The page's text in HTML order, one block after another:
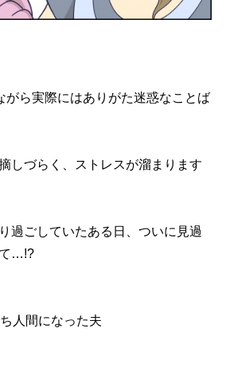
がら実際にはありがた迷惑なことば
しづらく、ストレスが溜まります
過ごしていたある日、ついに見過
て…!?
人間になった夫